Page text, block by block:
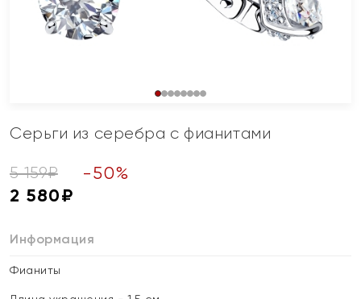
Серьги из серебра с фианитами
5 159₽ -50%
2 580₽
Информация
Фианиты